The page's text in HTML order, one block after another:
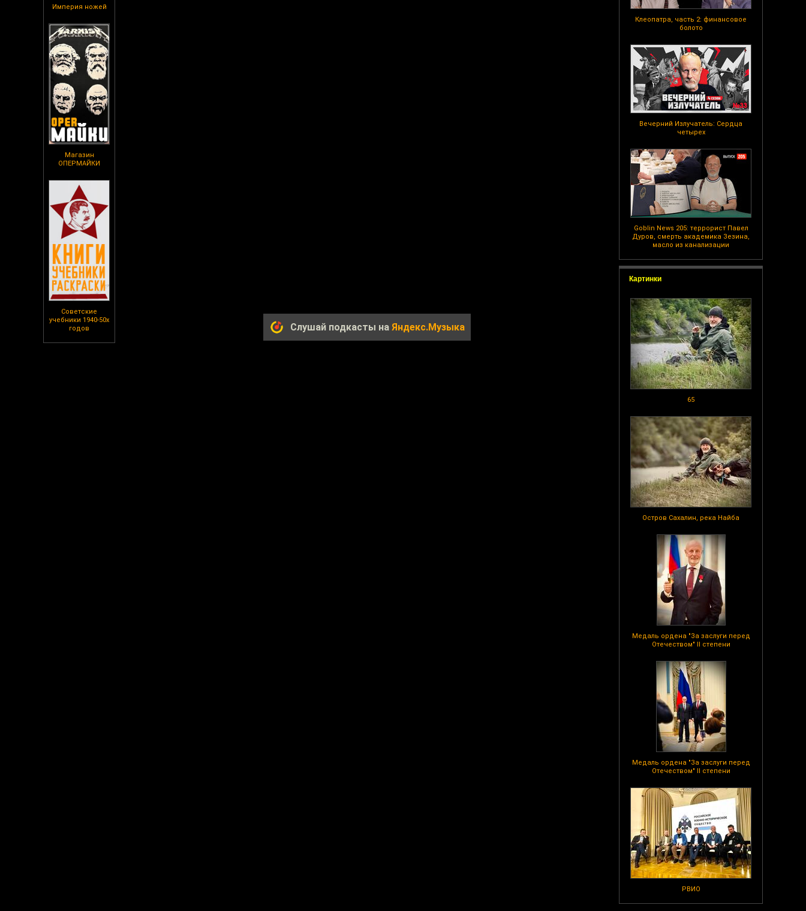
Империя ножей
Магазин
ОПЕРМАЙКИ
Советские
учебники 1940-50х
годов
Клеопатра, часть 2: финансовое
болото
Вечерний Излучатель: Сердца
четырех
Goblin News 205: террорист Павел
Дуров, смерть академика Зезина,
масло из канализации
Картинки
65
Остров Сахалин, река Найба
Медаль ордена "За заслуги перед
Отечеством" II степени
Медаль ордена "За заслуги перед
Отечеством" II степени
РВИО
Слушай подкасты на Яндекс.Музыка